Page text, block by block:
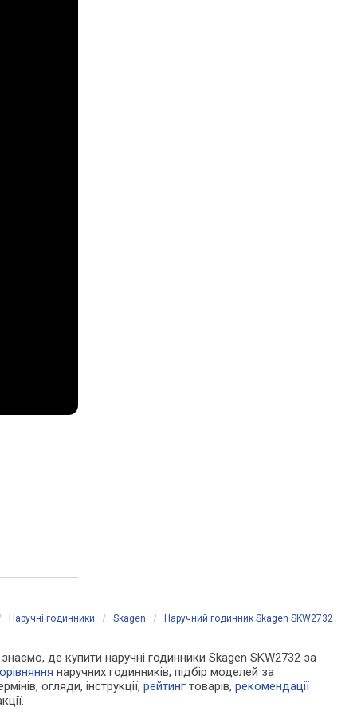
Наручні годинники / Skagen / Наручний годинник Skagen SKW2732
де купити наручні годинники Skagen SKW2732 за
наручних годинників, підбір моделей за
огляди, інструкції,рейтинг товарів,рекомендації